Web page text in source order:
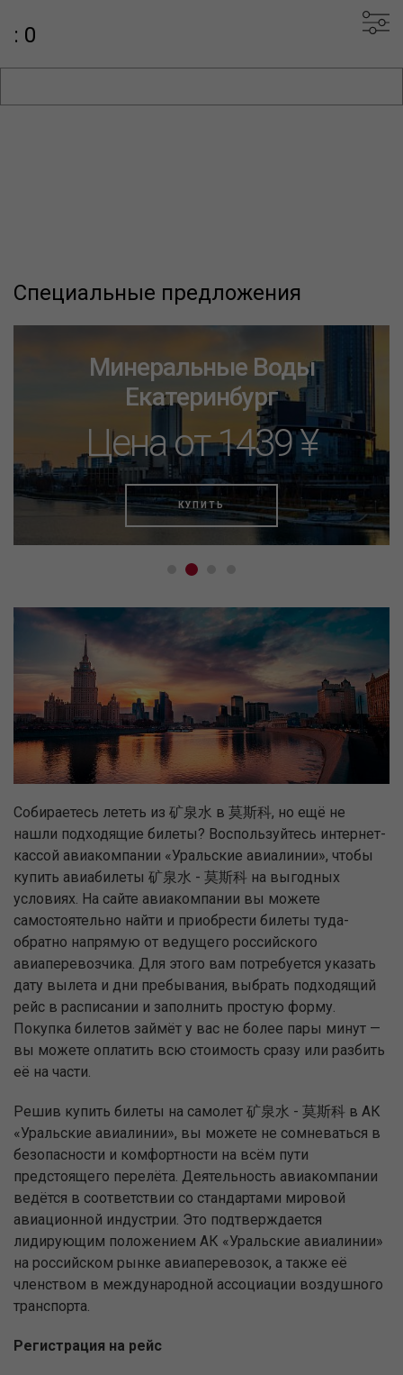
: 0
Специальные предложения
Минеральные Воды
Екатеринбург
Цена от 1439 ¥
КУПИТЬ
Собираетесь лететь из 矿泉水 в 莫斯科, но ещё не
нашли подходящие билеты? Воспользуйтесь интернет-
кассой авиакомпании «Уральские авиалинии», чтобы
купить авиабилеты 矿泉水 - 莫斯科 на выгодных
условиях. На сайте авиакомпании вы можете
самостоятельно найти и приобрести билеты туда-
обратно напрямую от ведущего российского
авиаперевозчика. Для этого вам потребуется указать
дату вылета и дни пребывания, выбрать подходящий
рейс в расписании и заполнить простую форму.
Покупка билетов займёт у вас не более пары минут —
вы можете оплатить всю стоимость сразу или разбить
её на части.
Решив купить билеты на самолет 矿泉水 - 莫斯科 в АК
«Уральские авиалинии», вы можете не сомневаться в
безопасности и комфортности на всём пути
предстоящего перелёта. Деятельность авиакомпании
ведётся в соответствии со стандартами мировой
авиационной индустрии. Это подтверждается
лидирующим положением АК «Уральские авиалинии»
на российском рынке авиаперевозок, а также её
членством в международной ассоциации воздушного
транспорта.
Регистрация на рейс